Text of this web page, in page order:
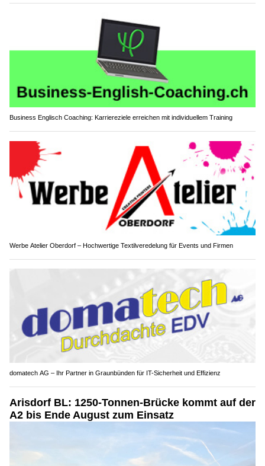
Business Englisch Coaching: Karriereziele erreichen mit individuellem Training
Werbe Atelier Oberdorf – Hochwertige Textilveredelung für Events und Firmen
domatech AG – Ihr Partner in Graunbünden für IT-Sicherheit und Effizienz
Arisdorf BL: 1250-Tonnen-Brücke kommt auf der
A2 bis Ende August zum Einsatz